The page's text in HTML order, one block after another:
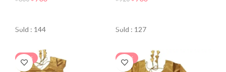
Sold : 144 Sold : 127
-30% -27%